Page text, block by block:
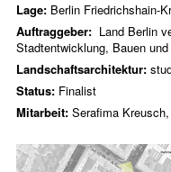
Lage: Berlin Friedrichshain-
Auftraggeber: Land Berlin
Stadtentwicklung, Bauen
Landschaftsarchitektur:
Status: Finalist
Mitarbeit: Serafima